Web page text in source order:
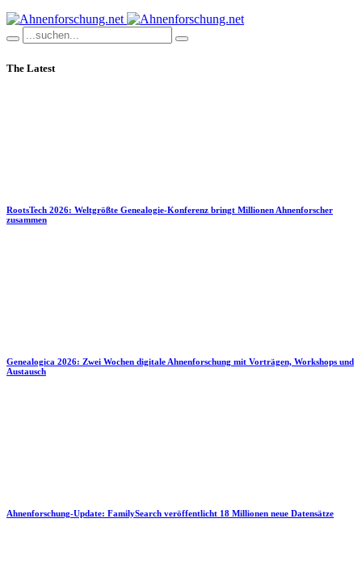
The Latest
RootsTech 2026: Weltgrößte Genealogie-Konferenz bringt Millionen Ahnenforscher
zusammen
Genealogica 2026: Zwei Wochen digitale Ahnenforschung mit Vorträgen, Workshops und
Austausch
Ahnenforschung-Update: FamilySearch veröffentlicht 18 Millionen neue Datensätze